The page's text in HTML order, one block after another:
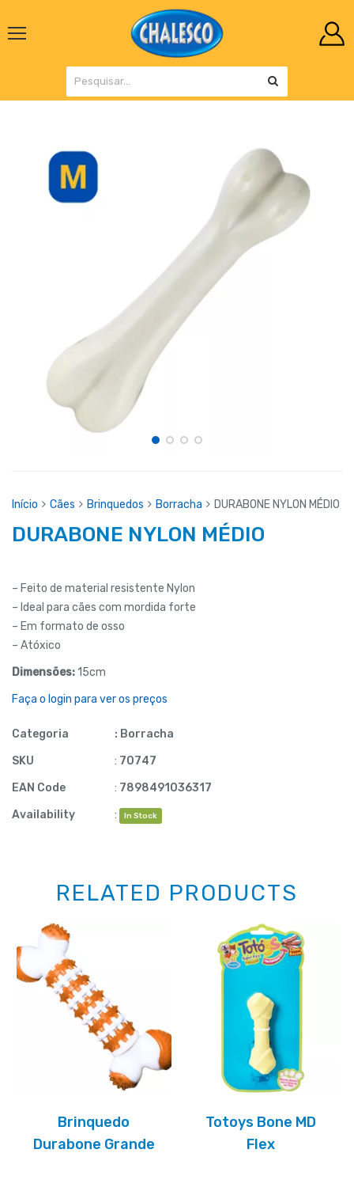
Início Cães Brinquedos Borracha DURABONE NYLON MÉDIO
DURABONE NYLON MÉDIO
– Feito de material resistente Nylon
– Ideal para cães com mordida forte
– Em formato de osso
– Atóxico
Dimensões:15cm
Faça o login para ver os preços
Categoria : Borracha
SKU
: 70747
EAN Code
: 7898491036317
Availability
: In Stock
RELATED PRODUCTS
Brinquedo
Durabone Grande
Totoys Bone MD
Flex